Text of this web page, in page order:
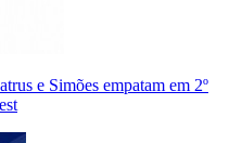
e Simões empatam em 2º